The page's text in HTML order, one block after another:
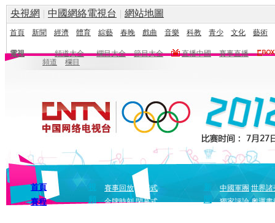
央視網 | 中國網絡電視台 | 網站地圖
首頁 新聞 經濟 體育 綜藝 春晚 戲曲 音樂 科教 青少 文化 藝術
電視 頻道大全 欄目大全 節目大全 直播中國
賽事直播
頻道
欄目
首頁
賽程
頻
賽事回放
開幕式
金牌時刻 閉幕式
中國軍團 世界諸
獨家評論 奧運畫